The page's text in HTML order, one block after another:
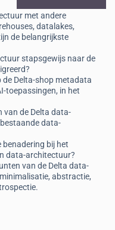
met andere
datalakes,
de belangrijkste
stapsgewijs naar de
Delta-shop metadata
toepassingen, in het
van de Delta data-
data-
benadering bij het
data-architectuur?
van de Delta data-
abstractie,